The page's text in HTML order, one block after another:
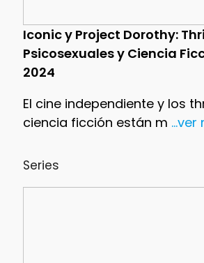
Iconic y Project Dorothy:
Psicosexuales y Ciencia
2024
El cine independiente y los
ciencia ficción están m ...ver
Series